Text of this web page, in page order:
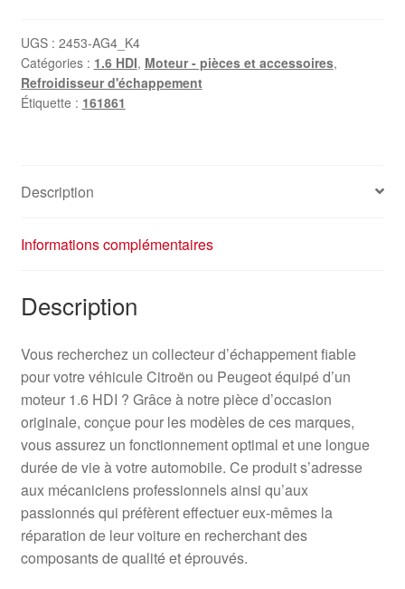
1.6
HDI
Citroën
Peugeot
UGS : 2453-AG4_K4
Catégories : 1.6 HDI, Moteur - pièces et accessoires,
Refroidisseur d'échappement
Étiquette : 161861
Description
Informations complémentaires
Description
Vous recherchez un collecteur d’échappement fiable
pour votre véhicule Citroën ou Peugeot équipé d’un
moteur 1.6 HDI ? Grâce à notre pièce d’occasion
originale, conçue pour les modèles de ces marques,
vous assurez un fonctionnement optimal et une longue
durée de vie à votre automobile. Ce produit s’adresse
aux mécaniciens professionnels ainsi qu’aux
passionnés qui préfèrent effectuer eux-mêmes la
réparation de leur voiture en recherchant des
composants de qualité et éprouvés.